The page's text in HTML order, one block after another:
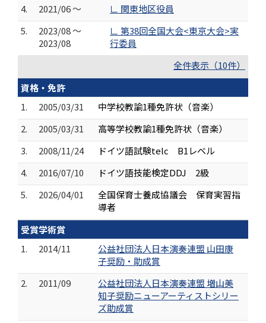
4.
2021/06 ～
∟ 関東地区役員
5.
2023/08 ～
2023/08
∟ 第38回全国大会<東京大会>実
行委員
全件表示（10件）
資格・免許
1.
2005/03/31
中学校教諭1種免許状（音楽）
2.
2005/03/31
高等学校教諭1種免許状（音楽）
3.
2008/11/24
ドイツ語試験telc B1レベル
4.
2016/07/10
ドイツ語技能検定DDJ 2級
5.
2026/04/01
全国保育士養成協議会 保育実習指
導者
受賞学術賞
1.
2014/11
公益社団法人日本演奏連盟 山田康
子奨励・助成賞
2.
2011/09
公益社団法人日本演奏連盟 増山美
知子奨励ニューアーティストシリー
ズ助成賞